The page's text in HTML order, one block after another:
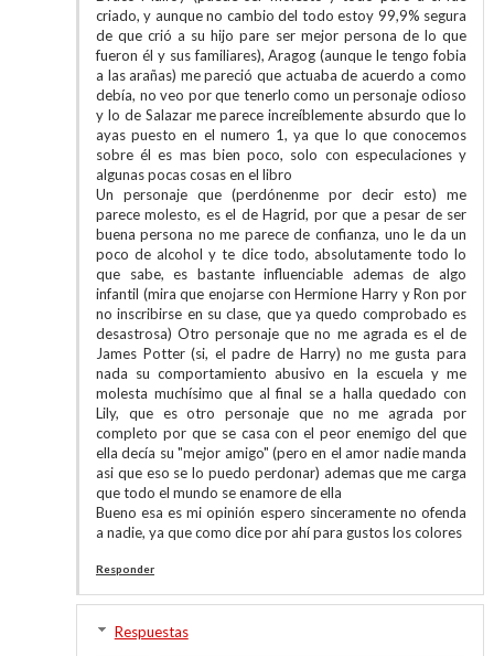
criado, y aunque no cambio del todo estoy 99,9% segura
de que crió a su hijo pare ser mejor persona de lo que
fueron él y sus familiares), Aragog (aunque le tengo fobia
a las arañas) me pareció que actuaba de acuerdo a como
debía, no veo por que tenerlo como un personaje odioso
y lo de Salazar me parece increíblemente absurdo que lo
ayas puesto en el numero 1, ya que lo que conocemos
sobre él es mas bien poco, solo con especulaciones y
algunas pocas cosas en el libro
Un personaje que (perdónenme por decir esto) me
parece molesto, es el de Hagrid, por que a pesar de ser
buena persona no me parece de confianza, uno le da un
poco de alcohol y te dice todo, absolutamente todo lo
que sabe, es bastante influenciable ademas de algo
infantil (mira que enojarse con Hermione Harry y Ron por
no inscribirse en su clase, que ya quedo comprobado es
desastrosa) Otro personaje que no me agrada es el de
James Potter (si, el padre de Harry) no me gusta para
nada su comportamiento abusivo en la escuela y me
molesta muchísimo que al final se a halla quedado con
Lily, que es otro personaje que no me agrada por
completo por que se casa con el peor enemigo del que
ella decía su "mejor amigo" (pero en el amor nadie manda
asi que eso se lo puedo perdonar) ademas que me carga
que todo el mundo se enamore de ella
Bueno esa es mi opinión espero sinceramente no ofenda
a nadie, ya que como dice por ahí para gustos los colores
Responder
Respuestas